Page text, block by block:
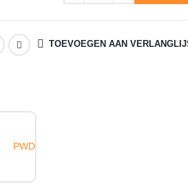
TOEVOEGEN AAN
PWD